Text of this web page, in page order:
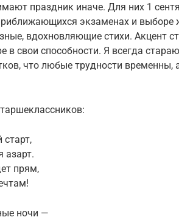
праздник иначе. Для них 1
экзаменах и выборе
вдохновляющие стихи. Акцент
в свои способности. Я всегда
что любые трудности временны,
азарт.
прям,
ночи —